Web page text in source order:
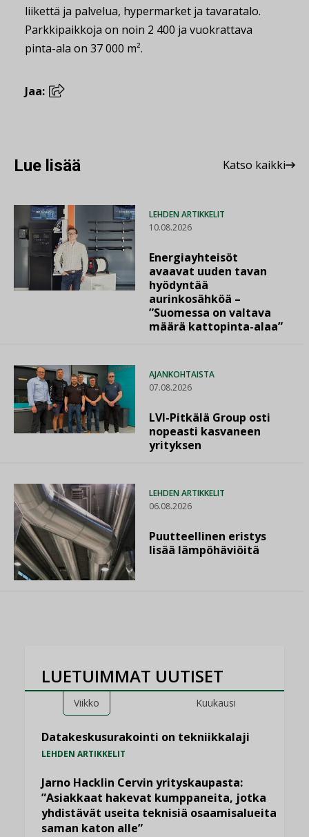
liikettä ja palvelua, hypermarket ja tavaratalo.
Parkkipaikkoja on noin 2 400 ja vuokrattava
pinta-ala on 37 000 m².
Jaa:
Lue lisää Katso kaikki
LEHDEN ARTIKKELIT
10.08.2026
Energiayhteisöt
avaavat uuden tavan
hyödyntää
aurinkosähköä –
”Suomessa on valtava
määrä kattopinta-alaa”
AJANKOHTAISTA
07.08.2026
LVI-Pitkälä Group osti
nopeasti kasvaneen
yrityksen
LEHDEN ARTIKKELIT
06.08.2026
Puutteellinen eristys
lisää lämpöhäviöitä
LUETUIMMAT UUTISET
Viikko Kuukausi
Datakeskusurakointi on tekniikkalaji
LEHDEN ARTIKKELIT
Jarno Hacklin Cervin yrityskaupasta:
”Asiakkaat hakevat kumppaneita, jotka
yhdistävät useita teknisiä osaamisalueita
saman katon alle”